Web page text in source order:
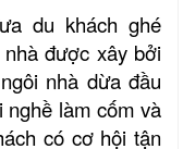
du khách ghé
nhà được xây bởi
nhà dừa đầu
nghề làm cốm và
có cơ hội tận